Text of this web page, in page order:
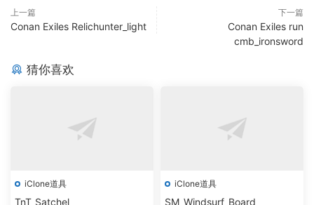
上一篇
Conan Exiles Relichunter_light
下一篇
Conan Exiles run
cmb_ironsword
猜你喜欢
iClone道具
TnT_Satchel
iClone道具
SM_Windsurf_Board